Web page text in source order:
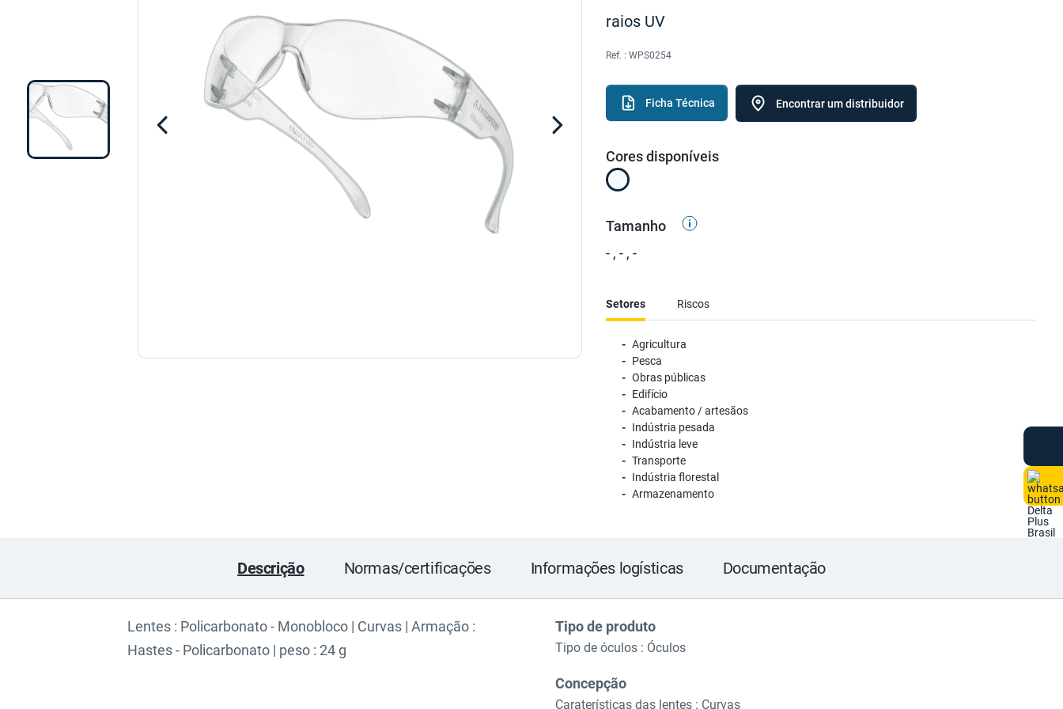
raios UV
Ref. : WPS0254
Ficha Técnica Encontrar um distribuidor
Cores disponíveis
Tamanho
- , - , -
Setores Riscos
Agricultura
Pesca
Obras públicas
Edifício
Acabamento / artesãos
Indústria pesada
Indústria leve
Transporte
Indústria florestal
Armazenamento
Descrição Normas/certificações Informações logísticas Documentação
Lentes : Policarbonato - Monobloco | Curvas | Armação :
Hastes - Policarbonato | peso : 24 g
Tipo de produto
Tipo de óculos : Óculos
Concepção
Caraterísticas das lentes : Curvas